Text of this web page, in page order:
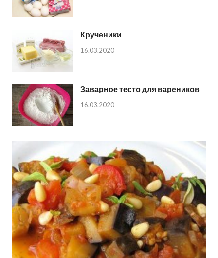
Крученики
16.03.2020
Заварное тесто для вареников
16.03.2020